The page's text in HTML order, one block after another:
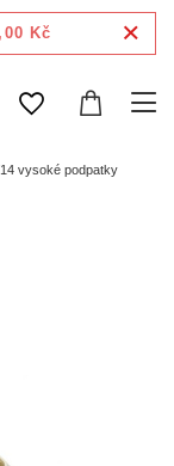
Kč
vysoké podpatky